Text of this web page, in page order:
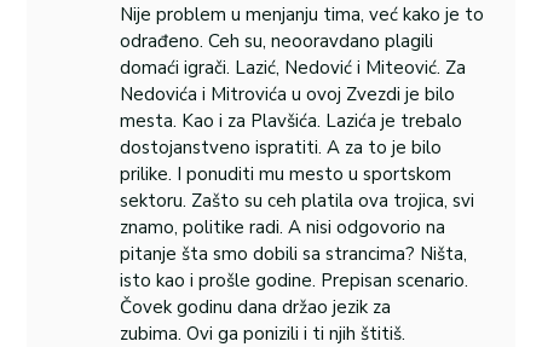
Nije problem u menjanju tima, već kako je to
odrađeno. Ceh su, neooravdano plagili
domaći igrači. Lazić, Nedović i Miteović. Za
Nedovića i Mitrovića u ovoj Zvezdi je bilo
mesta. Kao i za Plavšića. Lazića je trebalo
dostojanstveno ispratiti. A za to je bilo
prilike. I ponuditi mu mesto u sportskom
sektoru. Zašto su ceh platila ova trojica, svi
znamo, politike radi. A nisi odgovorio na
pitanje šta smo dobili sa strancima? Ništa,
isto kao i prošle godine. Prepisan scenario.
Čovek godinu dana držao jezik za
zubima. Ovi ga ponizili i ti njih štitiš.